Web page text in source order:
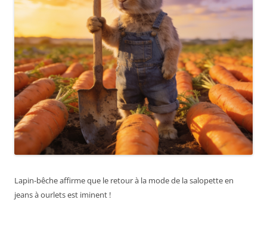
Lapin-bêche affirme que le retour à la mode de la salopette en
jeans à ourlets est iminent !